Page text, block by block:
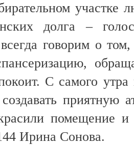
участке
долга –
говорим о
С самого
приятную
помещение
Ирина Сонова.